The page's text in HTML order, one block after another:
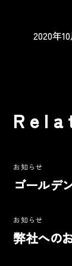
2020年
お知らせ
ゴールデ
お知らせ
弊社への